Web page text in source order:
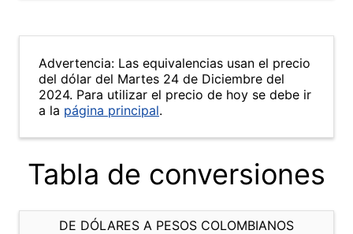
Advertencia: Las equivalencias usan el precio
del dólar del Martes 24 de Diciembre del
2024. Para utilizar el precio de hoy se debe ir
a la página principal.
Tabla de conversiones
DE DÓLARES A PESOS COLOMBIANOS